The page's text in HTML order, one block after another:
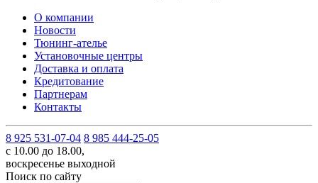
О компании
Новости
Тюнинг-ателье
Установочные центры
Доставка и оплата
Кредитование
Партнерам
Контакты
8 925 531-07-04 8 985 444-25-05
с 10.00 до 18.00,
воскресенье выходной
Поиск по сайту